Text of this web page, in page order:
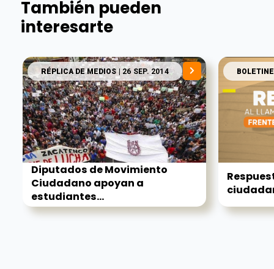
También pueden
interesarte
RÉPLICA DE MEDIOS | 26 SEP. 2014
Diputados de Movimiento
Ciudadano apoyan a
estudiantes...